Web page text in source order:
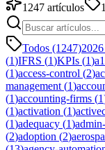
1247 artículos
Todos (1247)2026
(1)IFRS (1)KPIs (1)
(1)access-control (2)
management (1)
(1)accounting-firms (1
(1)activation (1)
(1)adequacy (1)
(2)adoption (2)